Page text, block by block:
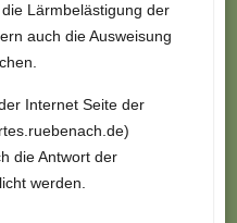
Lärmbelästigung der
auch die Ausweisung
Internet Seite der
die Antwort der
werden.